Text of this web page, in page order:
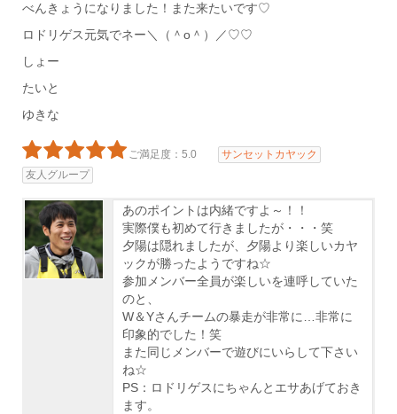
べんきょうになりました！また来たいです♡
ロドリゲス元気でネー＼（＾o＾）／♡♡
しょー
たいと
ゆきな
ご満足度：5.0
サンセットカヤック
友人グループ
あのポイントは内緒ですよ～！！
実際僕も初めて行きましたが・・・笑
夕陽は隠れましたが、夕陽より楽しいカヤ
ックが勝ったようですね☆
参加メンバー全員が楽しいを連呼していた
のと、
W＆Yさんチームの暴走が非常に…非常に
印象的でした！笑
また同じメンバーで遊びにいらして下さい
ね☆
PS：ロドリゲスにちゃんとエサあげておき
ます。